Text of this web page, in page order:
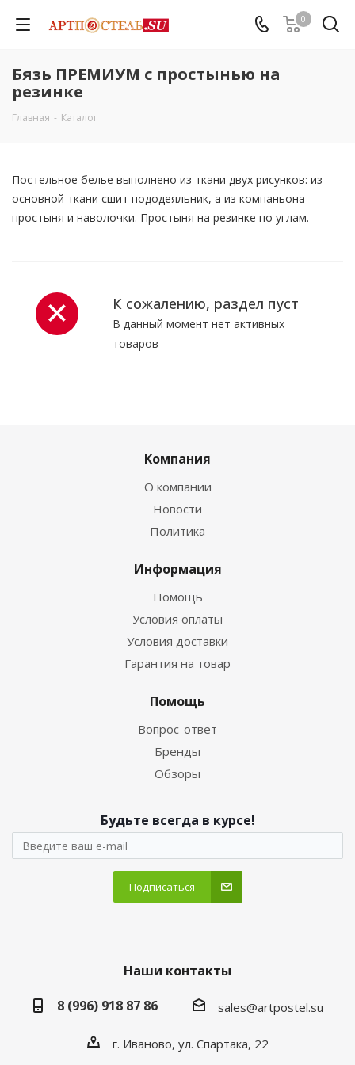
0
Бязь ПРЕМИУМ с простынью на
резинке
Главная - Каталог
Постельное белье выполнено из ткани двух рисунков: из
основной ткани сшит пододеяльник, а из компаньона -
простыня и наволочки. Простыня на резинке по углам.
К сожалению, раздел пуст
В данный момент нет активных
товаров
Компания
О компании
Новости
Политика
Информация
Помощь
Условия оплаты
Условия доставки
Гарантия на товар
Помощь
Вопрос-ответ
Бренды
Обзоры
Будьте всегда в курсе!
Подписаться
Наши контакты
8 (996) 918 87 86
sales@artpostel.su
г. Иваново, ул. Спартака, 22